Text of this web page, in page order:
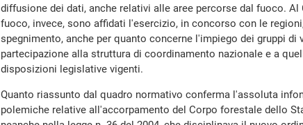
diffusione dei dati, anche relativi alle aree percorse dal fuoco.
fuoco, invece, sono affidati l'esercizio, in concorso con le
spegnimento, anche per quanto concerne l'impiego dei gruppi
partecipazione alla struttura di coordinamento nazionale e a
disposizioni legislative vigenti.
Quanto riassunto dal quadro normativo conferma l'assoluta
polemiche relative all'accorpamento del Corpo forestale dello